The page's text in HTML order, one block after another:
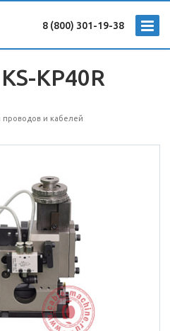
8 (800) 301-19-38
KP40R
проводов и кабелей